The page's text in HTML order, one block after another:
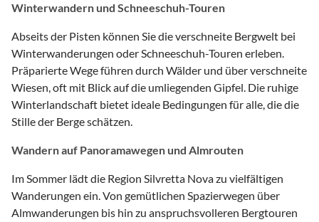
Winterwandern und Schneeschuh-Touren
Abseits der Pisten können Sie die verschneite Bergwelt bei
Winterwanderungen oder Schneeschuh-Touren erleben.
Präparierte Wege führen durch Wälder und über verschneite
Wiesen, oft mit Blick auf die umliegenden Gipfel. Die ruhige
Winterlandschaft bietet ideale Bedingungen für alle, die die
Stille der Berge schätzen.
Wandern auf Panoramawegen und Almrouten
Im Sommer lädt die Region Silvretta Nova zu vielfältigen
Wanderungen ein. Von gemütlichen Spazierwegen über
Almwanderungen bis hin zu anspruchsvolleren Bergtouren